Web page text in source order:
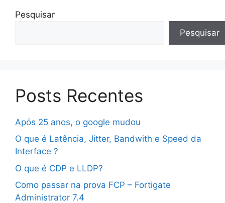
Pesquisar
Pesquisar
Posts Recentes
Após 25 anos, o google mudou
O que é Latência, Jitter, Bandwith e Speed da
Interface ?
O que é CDP e LLDP?
Como passar na prova FCP – Fortigate
Administrator 7.4